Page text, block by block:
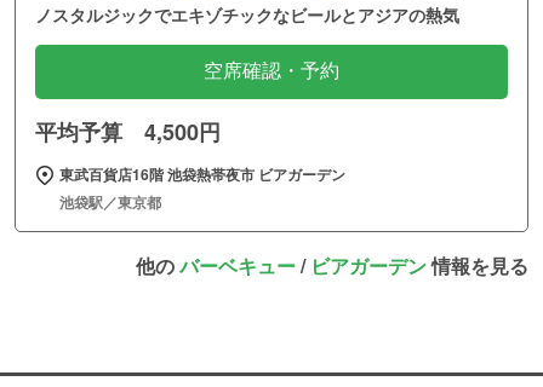
ノスタルジックでエキゾチックなビールとアジアの熱気
空席確認・予約
平均予算 4,500円
東武百貨店16階 池袋熱帯夜市 ビアガーデン
池袋駅／東京都
他のバーベキュー/ ビアガーデン情報を見る